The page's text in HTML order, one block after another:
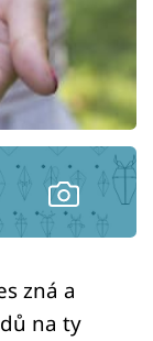
zná a
na ty